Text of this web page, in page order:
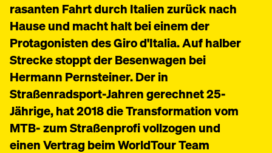
rasanten Fahrt durch Italien zurück nach
Hause und macht halt bei einem der
Protagonisten des Giro d'Italia. Auf halber
Strecke stoppt der Besenwagen bei
Hermann Pernsteiner. Der in
Straßenradsport-Jahren gerechnet 25-
Jährige, hat 2018 die Transformation vom
MTB- zum Straßenprofi vollzogen und
einen Vertrag beim WorldTour Team